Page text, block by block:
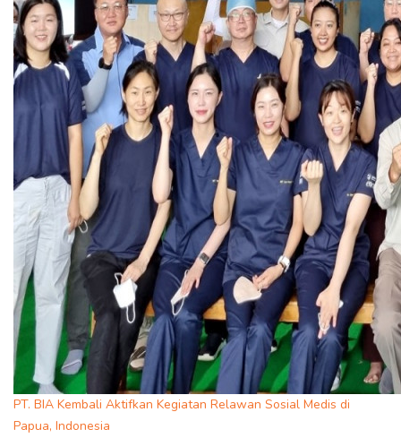
PT. BIA Kembali Aktifkan Kegiatan Relawan Sosial Medis di
Papua, Indonesia